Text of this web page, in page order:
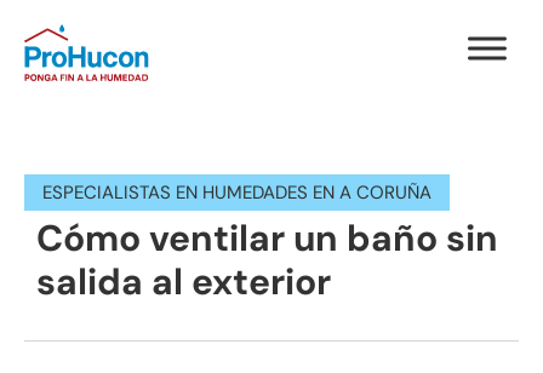
ESPECIALISTAS EN HUMEDADES EN A CORUÑA
Cómo ventilar un baño sin
salida al exterior